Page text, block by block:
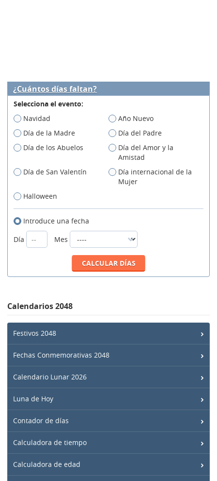
¿Cuántos días faltan?
Selecciona el evento:
Navidad
Año Nuevo
Día de la Madre
Día del Padre
Día de los Abuelos
Día del Amor y la
Amistad
Día de San Valentín
Día internacional de la
Mujer
Halloween
Introduce una fecha
Día
Mes
Calendarios 2048
Festivos 2048
Fechas Conmemorativas 2048
Calendario Lunar 2026
Luna de Hoy
Contador de días
Calculadora de tiempo
Calculadora de edad